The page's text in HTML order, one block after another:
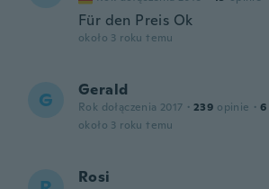
Für den Preis Ok
około 3 roku temu
G Gerald
Rok dołączenia 2017 · 239 opinie · 6
około 3 roku temu
Rosi